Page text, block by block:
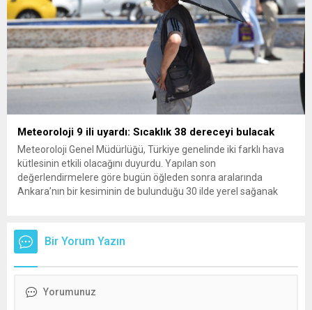
Meteoroloji 9 ili uyardı: Sıcaklık 38 dereceyi bulacak
Meteoroloji Genel Müdürlüğü, Türkiye genelinde iki farklı hava
kütlesinin etkili olacağını duyurdu. Yapılan son
değerlendirmelere göre bugün öğleden sonra aralarında
Ankara’nın bir kesiminin de bulunduğu 30 ilde yerel sağanak
üzerine çıkarak yaz değerlerine ulaşacak. Ayrıca...
Bir Yorum Yazın